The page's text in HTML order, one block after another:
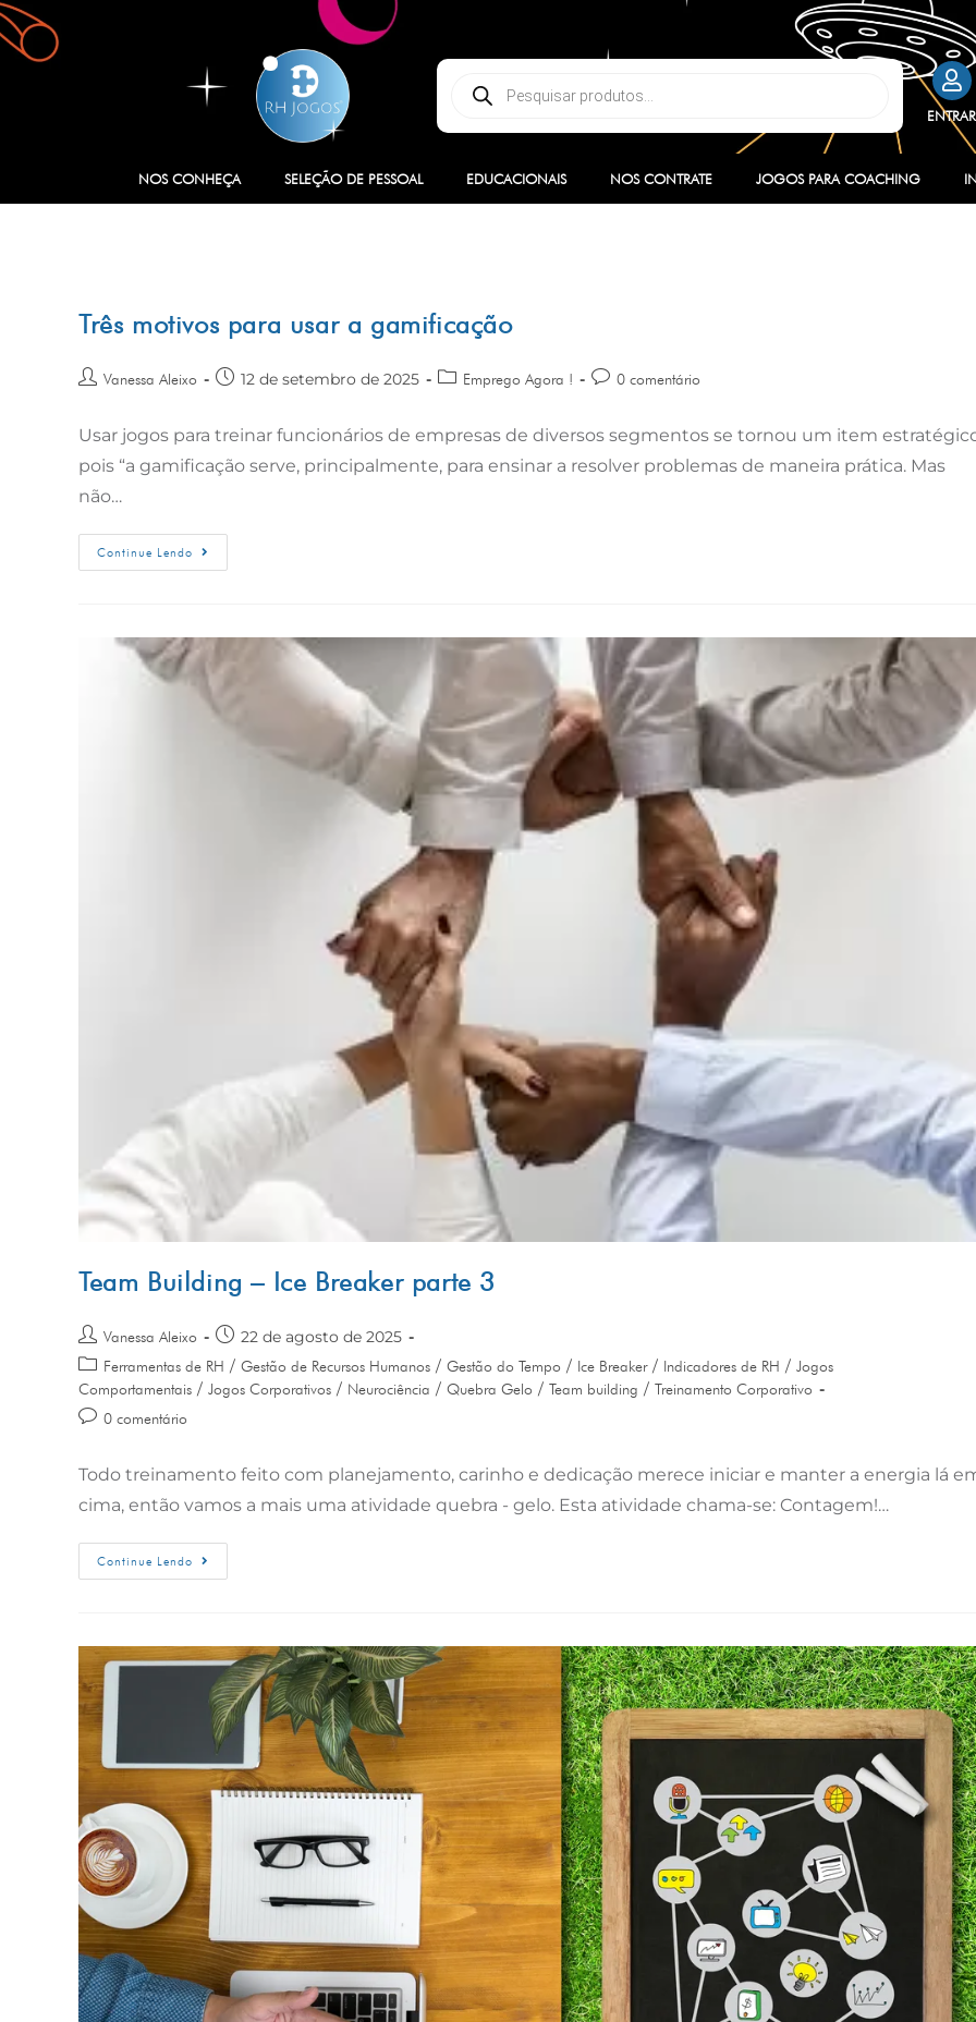
ENTRAR
NOS CONHEÇA SELEÇÃO DE PESSOAL EDUCACIONAIS NOS CONTRATE JOGOS PARA COACHING
Três motivos para usar a gamificação
Vanessa Aleixo 12 de setembro de 2025 Emprego Agora ! 0 comentário
Usar jogos para treinar funcionários de empresas de diversos segmentos se tornou um item
pois “a gamificação serve, principalmente, para ensinar a resolver problemas de maneira prática. Mas
não…
Continue Lendo
Team Building – Ice Breaker parte 3
Vanessa Aleixo 22 de agosto de 2025
Ferramentas de RH / Gestão de Recursos Humanos / Gestão do Tempo / Ice Breaker / Indicadores de RH / Jogos
Comportamentais / Jogos Corporativos / Neurociência / Quebra Gelo / Team building / Treinamento Corporativo
0 comentário
Todo treinamento feito com planejamento, carinho e dedicação merece iniciar e manter a energia lá
cima, então vamos a mais uma atividade quebra - gelo. Esta atividade chama-se: Contagem!…
Continue Lendo